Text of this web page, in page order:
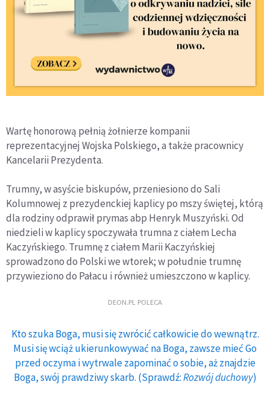
Wartę honorową pełnią żołnierze kompanii
reprezentacyjnej Wojska Polskiego, a także pracownicy
Kancelarii Prezydenta.
Trumny, w asyście biskupów, przeniesiono do Sali
Kolumnowej z prezydenckiej kaplicy po mszy świętej, którą
dla rodziny odprawił prymas abp Henryk Muszyński. Od
niedzieli w kaplicy spoczywała trumna z ciałem Lecha
Kaczyńskiego. Trumnę z ciałem Marii Kaczyńskiej
sprowadzono do Polski we wtorek; w południe trumnę
przywieziono do Pałacu i również umieszczono w kaplicy.
DEON.PL POLECA
Kto szuka Boga, musi się zwrócić całkowicie do wewnątrz.
Musi się wciąż ukierunkowywać na Boga, zawsze mieć Go
przed oczyma i wytrwale zapominać o sobie, aż znajdzie
Boga, swój prawdziwy skarb. (Sprawdź:Rozwój duchowy)